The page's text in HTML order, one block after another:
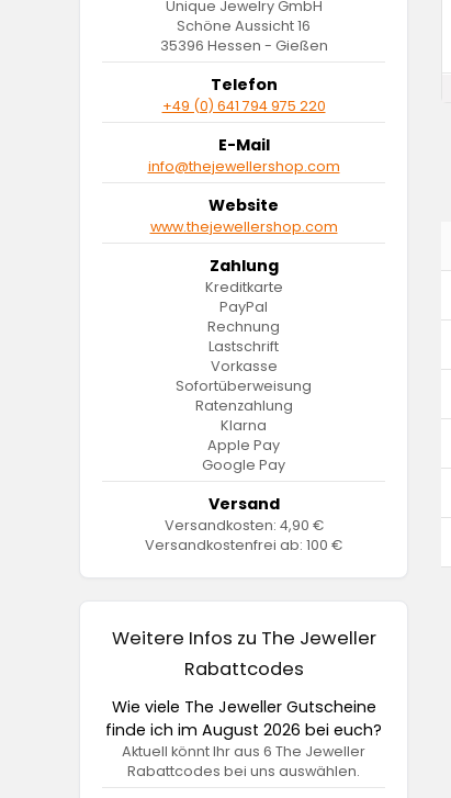
Unique Jewelry GmbH
Schöne Aussicht 16
35396 Hessen - Gießen
Telefon
+49 (0) 641 794 975 220
E-Mail
info@thejewellershop.com
Website
www.thejewellershop.com
Zahlung
Kreditkarte
PayPal
Rechnung
Lastschrift
Vorkasse
Sofortüberweisung
Ratenzahlung
Klarna
Apple Pay
Google Pay
Versand
Versandkosten: 4,90 €
Versandkostenfrei ab: 100 €
Weitere Infos zu The Jeweller
Rabattcodes
Wie viele The Jeweller Gutscheine
finde ich im August 2026 bei euch?
Aktuell könnt Ihr aus 6 The Jeweller
Rabattcodes bei uns auswählen.